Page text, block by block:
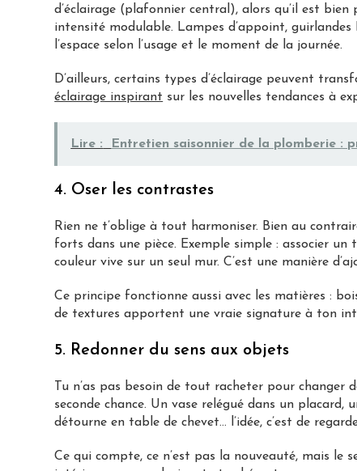
d’éclairage (plafonnier central), alors qu’il est
intensité modulable. Lampes d’appoint,
l’espace selon l’usage et le moment de la journée.
D’ailleurs, certains types d’éclairage peuvent
éclairage inspirant sur les nouvelles tendances à
Lire : Entretien saisonnier de la plomberie :
4. Oser les contrastes
Rien ne t’oblige à tout harmoniser. Bien au
forts dans une pièce. Exemple simple : associer
couleur vive sur un seul mur. C’est une manière
Ce principe fonctionne aussi avec les matières :
de textures apportent une vraie signature à ton
5. Redonner du sens aux objets
Tu n’as pas besoin de tout racheter pour
seconde chance. Un vase relégué dans un placard,
détourne en table de chevet… l’idée, c’est de
Ce qui compte, ce n’est pas la nouveauté, mais le